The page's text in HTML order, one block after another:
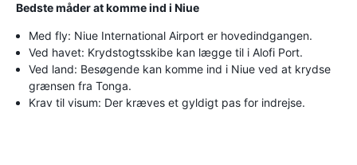
Bedste måder at komme ind i Niue
Med fly: Niue International Airport er hovedindgangen.
Ved havet: Krydstogtsskibe kan lægge til i Alofi Port.
Ved land: Besøgende kan komme ind i Niue ved at krydse
grænsen fra Tonga.
Krav til visum: Der kræves et gyldigt pas for indrejse.